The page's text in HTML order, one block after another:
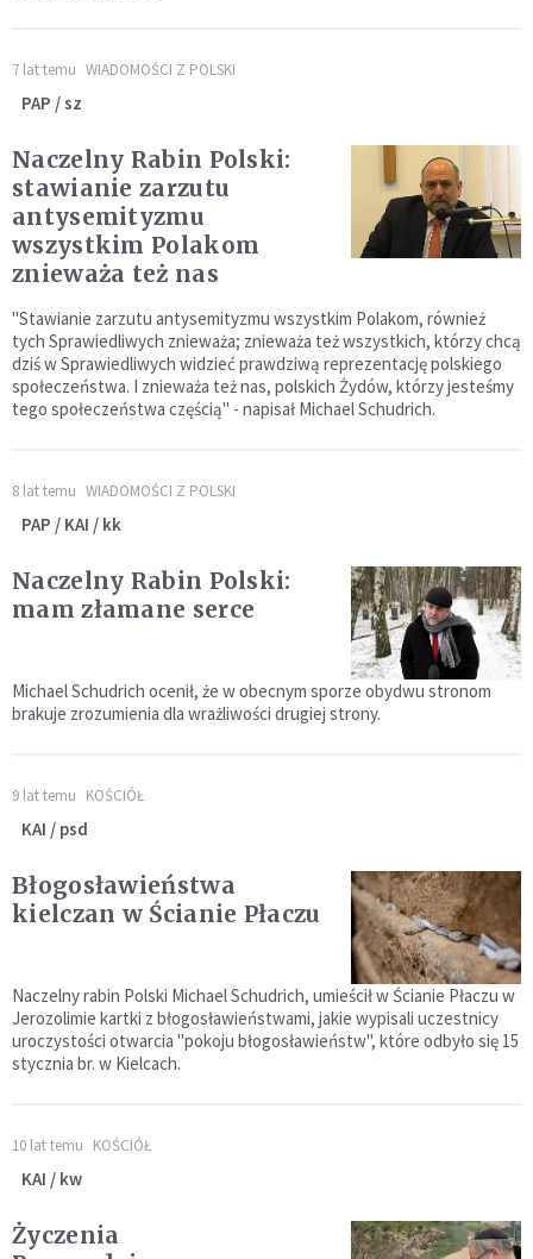
7 lat temu WIADOMOŚCI Z POLSKI
PAP / sz
Naczelny Rabin Polski:
stawianie zarzutu
antysemityzmu
wszystkim Polakom
znieważa też nas
"Stawianie zarzutu antysemityzmu wszystkim Polakom, również
tych Sprawiedliwych znieważa; znieważa też wszystkich, którzy chcą
dziś w Sprawiedliwych widzieć prawdziwą reprezentację polskiego
społeczeństwa. I znieważa też nas, polskich Żydów, którzy jesteśmy
tego społeczeństwa częścią" - napisał Michael Schudrich.
8 lat temu WIADOMOŚCI Z POLSKI
PAP / KAI / kk
Naczelny Rabin Polski:
mam złamane serce
Michael Schudrich ocenił, że w obecnym sporze obydwu stronom
brakuje zrozumienia dla wrażliwości drugiej strony.
9 lat temu KOŚCIÓŁ
KAI / psd
Błogosławieństwa
kielczan w Ścianie Płaczu
Naczelny rabin Polski Michael Schudrich, umieścił w Ścianie Płaczu w
Jerozolimie kartki z błogosławieństwami, jakie wypisali uczestnicy
uroczystości otwarcia "pokoju błogosławieństw", które odbyło się 15
stycznia br. w Kielcach.
10 lat temu KOŚCIÓŁ
KAI / kw
Życzenia